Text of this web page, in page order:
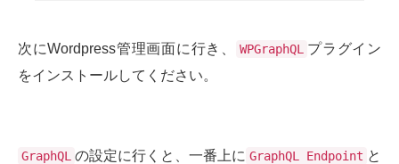
次にWordpress管理画面に行き、 WPGraphQL
プラグイン
をインストールしてください。
GraphQL の設定に行くと、一番上に GraphQL Endpoint と